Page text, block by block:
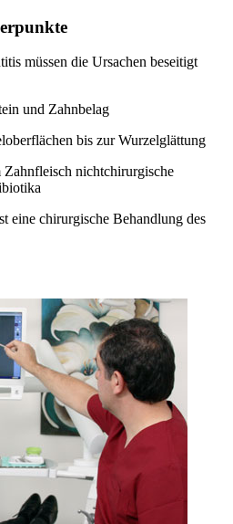
müssen die Ursachen beseitigt
und Zahnbelag
bis zur Wurzelglättung
Zahnfleisch nichtchirurgische
eine chirurgische Behandlung des